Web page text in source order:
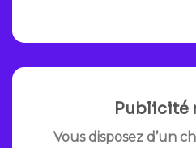
Publicité
Vous disposez d’un